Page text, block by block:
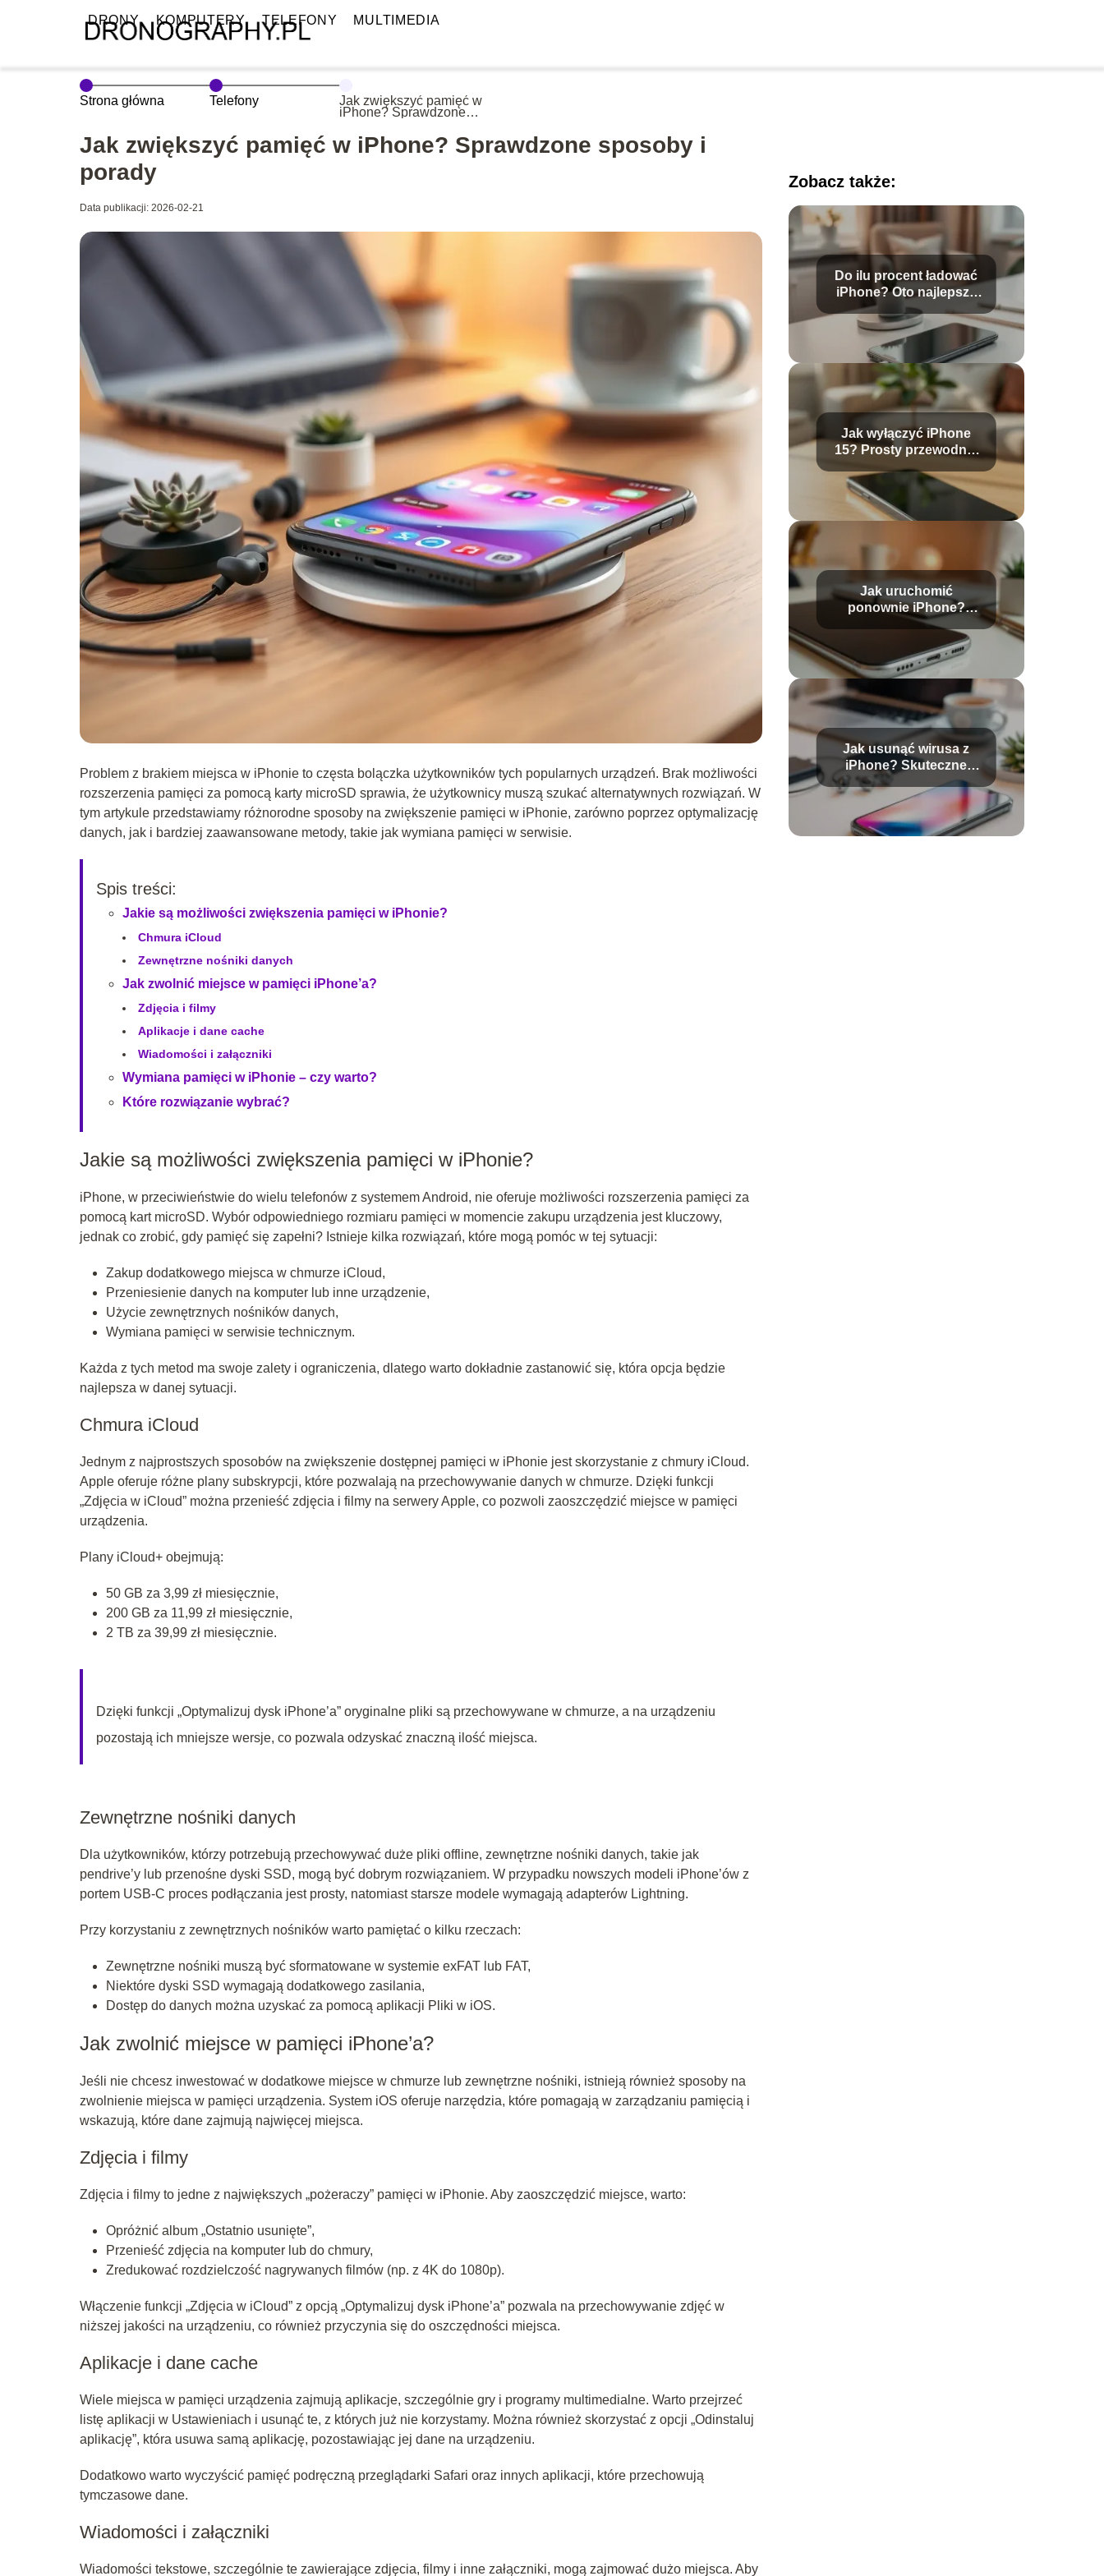
DRONY KOMPUTERY TELEFONY MULTIMEDIA
Strona główna Telefony
Jak zwiększyć pamięć w
iPhone? Sprawdzone
Jak zwiększyć pamięć w iPhone? Sprawdzone sposoby i
porady
Data publikacji: 2026-02-21
Problem z brakiem miejsca w iPhonie to częsta bolączka użytkowników tych popularnych urządzeń. Brak możliwości
rozszerzenia pamięci za pomocą karty microSD sprawia, że użytkownicy muszą szukać alternatywnych rozwiązań. W
tym artykule przedstawiamy różnorodne sposoby na zwiększenie pamięci w iPhonie, zarówno poprzez optymalizację
danych, jak i bardziej zaawansowane metody, takie jak wymiana pamięci w serwisie.
Spis treści:
Jakie są możliwości zwiększenia pamięci w iPhonie?
Chmura iCloud
Zewnętrzne nośniki danych
Jak zwolnić miejsce w pamięci iPhone’a?
Zdjęcia i filmy
Aplikacje i dane cache
Wiadomości i załączniki
Wymiana pamięci w iPhonie – czy warto?
Które rozwiązanie wybrać?
Jakie są możliwości zwiększenia pamięci w iPhonie?
iPhone, w przeciwieństwie do wielu telefonów z systemem Android, nie oferuje możliwości rozszerzenia pamięci za
pomocą kart microSD. Wybór odpowiedniego rozmiaru pamięci w momencie zakupu urządzenia jest kluczowy,
jednak co zrobić, gdy pamięć się zapełni? Istnieje kilka rozwiązań, które mogą pomóc w tej sytuacji:
Zakup dodatkowego miejsca w chmurze iCloud,
Przeniesienie danych na komputer lub inne urządzenie,
Użycie zewnętrznych nośników danych,
Wymiana pamięci w serwisie technicznym.
Każda z tych metod ma swoje zalety i ograniczenia, dlatego warto dokładnie zastanowić się, która opcja będzie
najlepsza w danej sytuacji.
Chmura iCloud
Jednym z najprostszych sposobów na zwiększenie dostępnej pamięci w iPhonie jest skorzystanie z chmury iCloud.
Apple oferuje różne plany subskrypcji, które pozwalają na przechowywanie danych w chmurze. Dzięki funkcji
„Zdjęcia w iCloud” można przenieść zdjęcia i filmy na serwery Apple, co pozwoli zaoszczędzić miejsce w pamięci
urządzenia.
Plany iCloud+ obejmują:
50 GB za 3,99 zł miesięcznie,
200 GB za 11,99 zł miesięcznie,
2 TB za 39,99 zł miesięcznie.
Dzięki funkcji „Optymalizuj dysk iPhone’a” oryginalne pliki są przechowywane w chmurze, a na urządzeniu
pozostają ich mniejsze wersje, co pozwala odzyskać znaczną ilość miejsca.
Zewnętrzne nośniki danych
Dla użytkowników, którzy potrzebują przechowywać duże pliki offline, zewnętrzne nośniki danych, takie jak
pendrive’y lub przenośne dyski SSD, mogą być dobrym rozwiązaniem. W przypadku nowszych modeli iPhone’ów z
portem USB-C proces podłączania jest prosty, natomiast starsze modele wymagają adapterów Lightning.
Przy korzystaniu z zewnętrznych nośników warto pamiętać o kilku rzeczach:
Zewnętrzne nośniki muszą być sformatowane w systemie exFAT lub FAT,
Niektóre dyski SSD wymagają dodatkowego zasilania,
Dostęp do danych można uzyskać za pomocą aplikacji Pliki w iOS.
Jak zwolnić miejsce w pamięci iPhone’a?
Jeśli nie chcesz inwestować w dodatkowe miejsce w chmurze lub zewnętrzne nośniki, istnieją również sposoby na
zwolnienie miejsca w pamięci urządzenia. System iOS oferuje narzędzia, które pomagają w zarządzaniu pamięcią i
wskazują, które dane zajmują najwięcej miejsca.
Zdjęcia i filmy
Zdjęcia i filmy to jedne z największych „pożeraczy” pamięci w iPhonie. Aby zaoszczędzić miejsce, warto:
Opróżnić album „Ostatnio usunięte”,
Przenieść zdjęcia na komputer lub do chmury,
Zredukować rozdzielczość nagrywanych filmów (np. z 4K do 1080p).
Włączenie funkcji „Zdjęcia w iCloud” z opcją „Optymalizuj dysk iPhone’a” pozwala na przechowywanie zdjęć w
niższej jakości na urządzeniu, co również przyczynia się do oszczędności miejsca.
Aplikacje i dane cache
Wiele miejsca w pamięci urządzenia zajmują aplikacje, szczególnie gry i programy multimedialne. Warto przejrzeć
listę aplikacji w Ustawieniach i usunąć te, z których już nie korzystamy. Można również skorzystać z opcji „Odinstaluj
aplikację”, która usuwa samą aplikację, pozostawiając jej dane na urządzeniu.
Dodatkowo warto wyczyścić pamięć podręczną przeglądarki Safari oraz innych aplikacji, które przechowują
tymczasowe dane.
Wiadomości i załączniki
Wiadomości tekstowe, szczególnie te zawierające zdjęcia, filmy i inne załączniki, mogą zajmować dużo miejsca. Aby
Zobacz także:
Do ilu procent ładować
iPhone? Oto najlepsze
praktyki
Jak wyłączyć iPhone
15? Prosty przewodnik
krok po kroku
Jak uruchomić
ponownie iPhone?
Prosty przewodnik krok
Jak usunąć wirusa z
iPhone? Skuteczne
metody i porady